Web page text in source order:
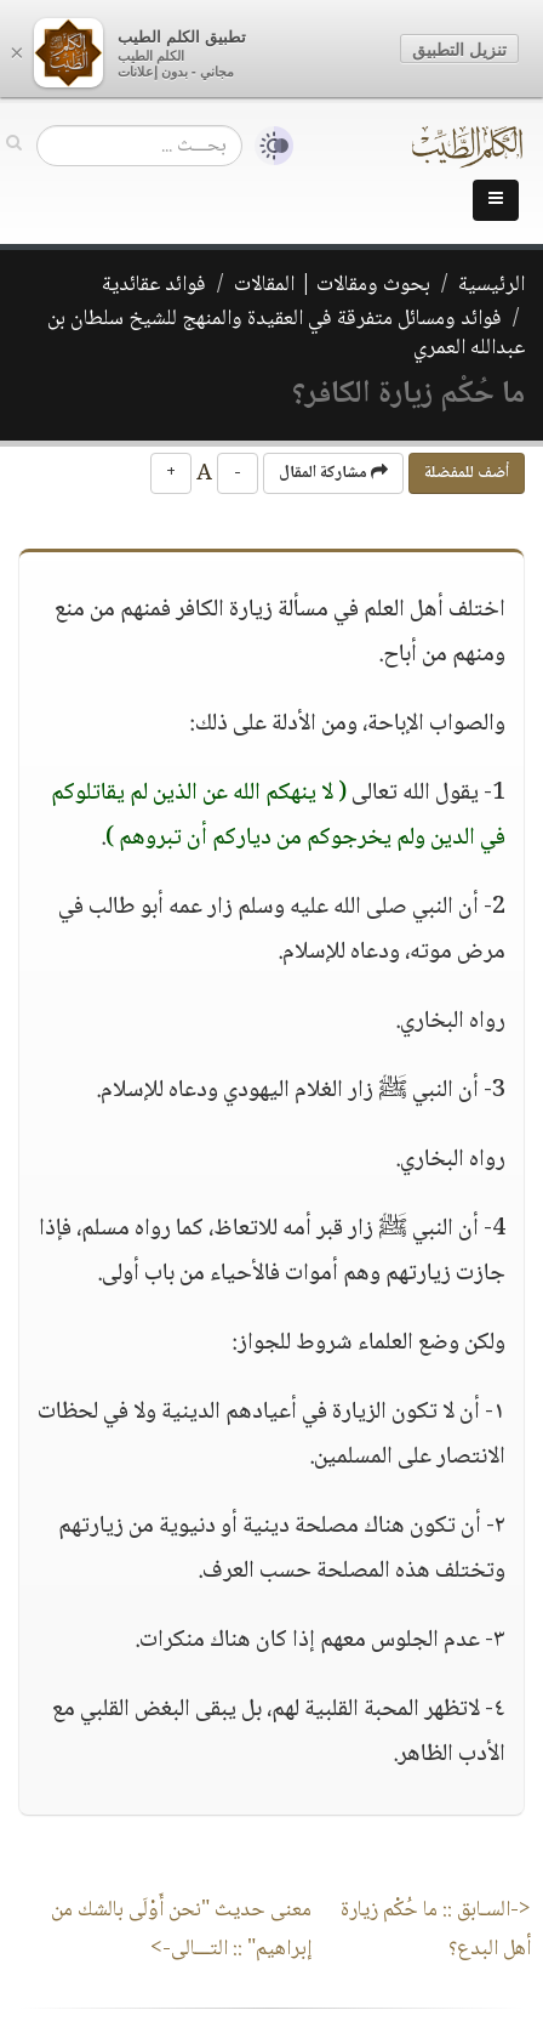
الرئيسية بحوث ومقالات | المقالات
فوائد عقائدية
فوائد ومسائل متفرقة في العقيدة والمنهج للشيخ سلطان بن
عبدالله العمري
ما حُكْم زيارة الكافر؟
أضف للمفضلة مشاركة المقال -
+
اختلف أهل العلم في مسألة زيارة الكافر فمنهم من منع
ومنهم من أباح.
والصواب الإباحة، ومن الأدلة على ذلك:
1- يقول الله تعالى
( لا ينهكم الله عن الذين لم يقاتلوكم
في الدين ولم يخرجوكم من دياركم أن تبروهم ).
2- أن النبي صلى الله عليه وسلم زار عمه أبو طالب في
مرض موته، ودعاه للإسلام.
رواه البخاري.
3- أن النبي ﷺ زار الغلام اليهودي ودعاه للإسلام.
رواه البخاري.
4- أن النبي ﷺ زار قبر أمه للاتعاظ، كما رواه مسلم، فإذا
جازت زيارتهم وهم أموات فالأحياء من باب أولى.
ولكن وضع العلماء شروط للجواز:
١- أن لا تكون الزيارة في أعيادهم الدينية ولا في لحظات
الانتصار على المسلمين.
٢- أن تكون هناك مصلحة دينية أو دنيوية من زيارتهم
وتختلف هذه المصلحة حسب العرف.
٣- عدم الجلوس معهم إذا كان هناك منكرات.
٤- لاتظهر المحبة القلبية لهم، بل يبقى البغض القلبي مع
الأدب الظاهر.
<-السـابق :: ما حُكْم زيارة
أهل البدع؟
معنى حديث "نحن أَوْلَى بالشك من
إبراهيم" :: التـــالى->
×
تطبيق الكلم الطيب
الكلم الطيب
مجاني - بدون إعلانات
تنزيل التطبيق